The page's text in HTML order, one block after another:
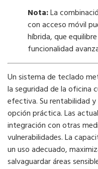
Nota:La
con acceso móvil
híbrida, que
funcionalidad
Un sistema de teclado
la seguridad de la oficina
efectiva. Su rentabilidad
opción práctica. Las
integración con otras
vulnerabilidades. La
un uso adecuado,
salvaguardar áreas